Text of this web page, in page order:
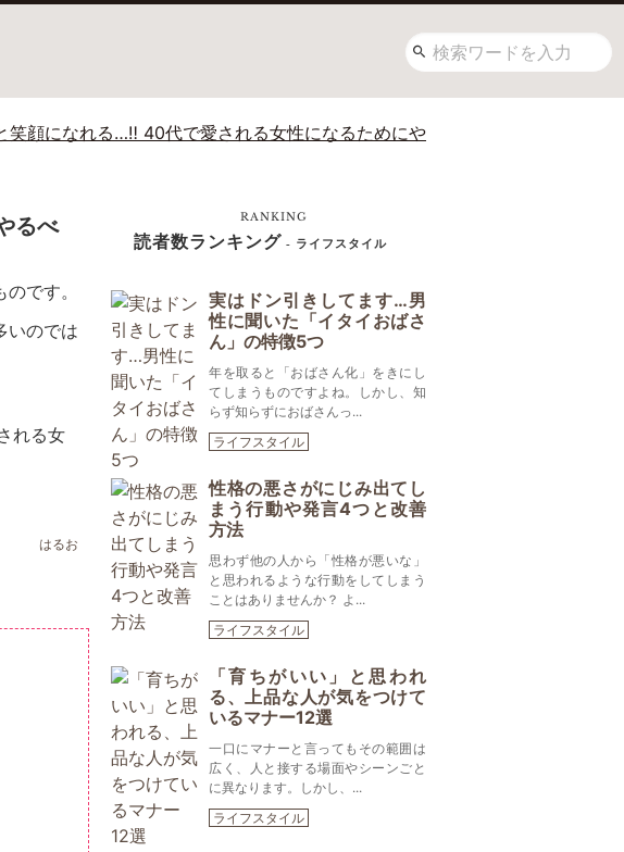
笑顔になれる…‼ 40代で愛される女性になるためにや
るべ
です。
いのでは
れる女
はるお
RANKING
読者数ランキング - ライフスタイル
実はドン引きしてます…男
性に聞いた「イタイおばさ
ん」の特徴5つ
年を取ると「おばさん化」をきにし
てしまうものですよね。しかし、知
らず知らずにおばさんっ...
ライフスタイル
性格の悪さがにじみ出てし
まう行動や発言4つと改善
方法
思わず他の人から「性格が悪いな」
と思われるような行動をしてしまう
ことはありませんか？ よ...
ライフスタイル
「育ちがいい」と思われ
る、上品な人が気をつけて
いるマナー12選
一口にマナーと言ってもその範囲は
広く、人と接する場面やシーンごと
に異なります。しかし、...
ライフスタイル